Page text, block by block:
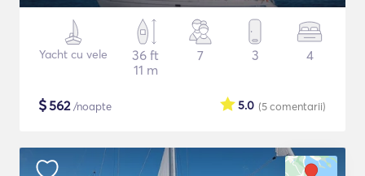
Yacht cu vele
36 ft
11 m
7 3 4
$562/noapte (5comentarii)
5.0